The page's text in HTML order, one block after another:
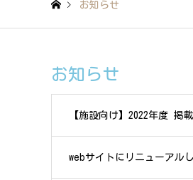
お知らせ
お知らせ
【施設向け】2022年度 掲
webサイトにリニューアル